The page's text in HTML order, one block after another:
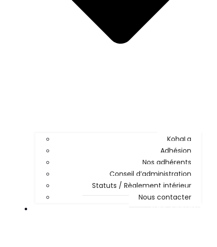
KohaLa
Adhésion
Nos adhérents
Conseil d’administration
Statuts / Règlement intérieur
Nous contacter
NOS ACTIONS